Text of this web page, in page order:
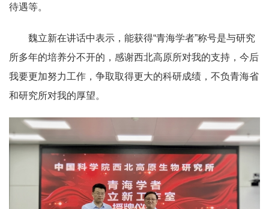
待遇等。
魏立新在讲话中表示，能获得“青海学者”称号是与研究
所多年的培养分不开的，感谢西北高原所对我的支持，今后
我要更加努力工作，争取取得更大的科研成绩，不负青海省
和研究所对我的厚望。